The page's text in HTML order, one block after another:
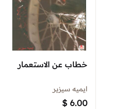
خطاب عن الاستعمار
ايميه سيزير
$ 6.00